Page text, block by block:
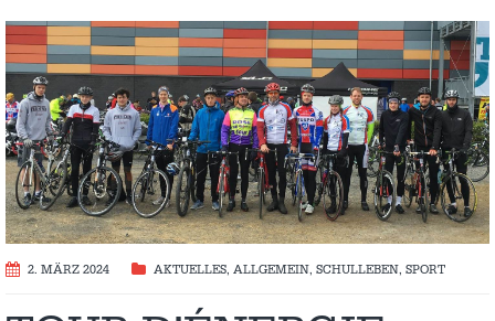
2. MÄRZ 2024 AKTUELLES, ALLGEMEIN, SCHULLEBEN, SPORT